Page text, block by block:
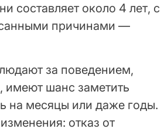
составляет около 4 лет, с
причинами —
за поведением,
имеют шанс заметить
на месяцы или даже годы.
отказ от